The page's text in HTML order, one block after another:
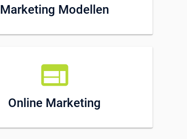
Marketing Modellen
web
Online Marketing